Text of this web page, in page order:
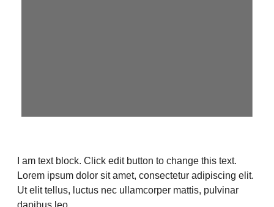
I am text block. Click edit button to change this text.
Lorem ipsum dolor sit amet, consectetur adipiscing elit.
Ut elit tellus, luctus nec ullamcorper mattis, pulvinar